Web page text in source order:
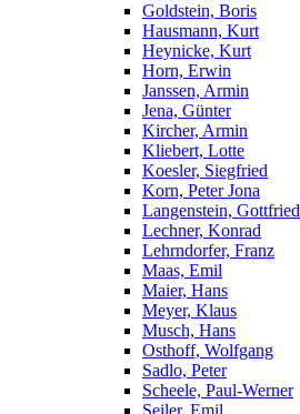
Goldstein, Boris
Hausmann, Kurt
Heynicke, Kurt
Horn, Erwin
Janssen, Armin
Jena, Günter
Kircher, Armin
Kliebert, Lotte
Koesler, Siegfried
Korn, Peter Jona
Langenstein, Gottfried
Lechner, Konrad
Lehrndorfer, Franz
Maas, Emil
Maier, Hans
Meyer, Klaus
Musch, Hans
Osthoff, Wolfgang
Sadlo, Peter
Scheele, Paul-Werner
Seiler, Emil